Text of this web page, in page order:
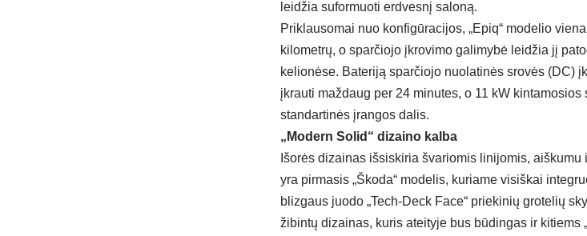
leidžia suformuoti erdvesnį saloną.
Priklausomai nuo konfigūracijos, „Epiq“ modelio
kilometrų, o sparčiojo įkrovimo galimybė leidžia jį
kelionėse. Bateriją sparčiojo nuolatinės srovės (DC)
įkrauti maždaug per 24 minutes, o 11 kW
standartinės įrangos dalis.
„Modern Solid“ dizaino kalba
Išorės dizainas išsiskiria švariomis linijomis,
yra pirmasis „Škoda“ modelis, kuriame visiškai
blizgaus juodo „Tech-Deck Face“ priekinių grotelių
žibintų dizainas, kuris ateityje bus būdingas ir kitiems